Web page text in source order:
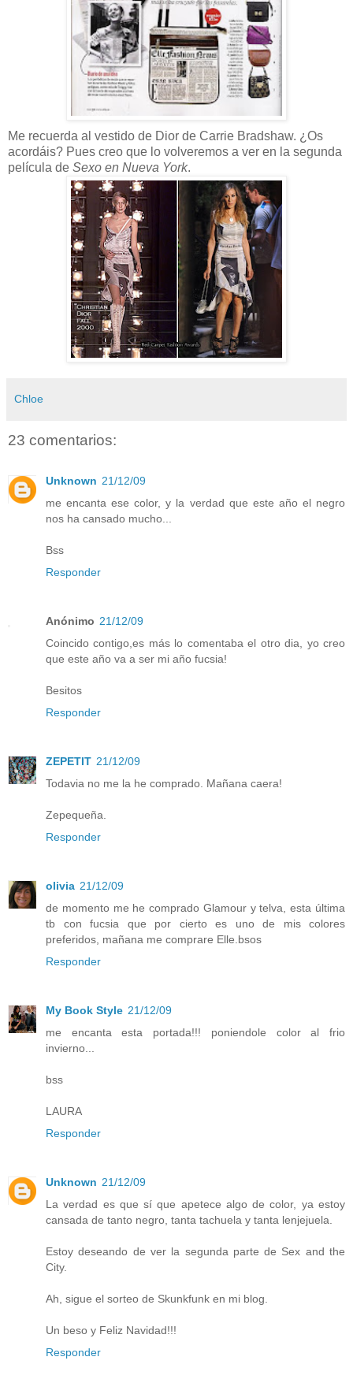
Me recuerda al vestido de Dior de Carrie Bradshaw. ¿Os
acordáis? Pues creo que lo volveremos a ver en la segunda
película de Sexo en Nueva York.
Chloe
23 comentarios:
Unknown 21/12/09
me encanta ese color, y la verdad que este año el negro
nos ha cansado mucho...
Bss
Responder
Anónimo 21/12/09
Coincido contigo,es más lo comentaba el otro dia, yo creo
que este año va a ser mi año fucsia!
Besitos
Responder
ZEPETIT 21/12/09
Todavia no me la he comprado. Mañana caera!
Zepequeña.
Responder
olivia 21/12/09
de momento me he comprado Glamour y telva, esta última
tb con fucsia que por cierto es uno de mis colores
preferidos, mañana me comprare Elle.bsos
Responder
My Book Style 21/12/09
me encanta esta portada!!! poniendole color al frio
invierno...
bss
LAURA
Responder
Unknown 21/12/09
La verdad es que sí que apetece algo de color, ya estoy
cansada de tanto negro, tanta tachuela y tanta lenjejuela.
Estoy deseando de ver la segunda parte de Sex and the
City.
Ah, sigue el sorteo de Skunkfunk en mi blog.
Un beso y Feliz Navidad!!!
Responder